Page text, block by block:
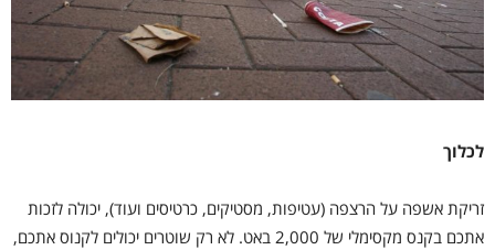
לכלוך
זריקת אשפה על הרצפה (עטיפות, מסטיקים, כרטיסים ועוד), יכולה לזכות
אתכם בקנס מקסימלי של 2,000 באט. לא רק שוטרים יכולים לקנוס אתכם,